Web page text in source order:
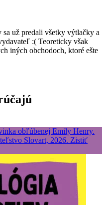
už predali všetky výtlačky a
:( Teoreticky však
iných obchodoch, ktoré ešte